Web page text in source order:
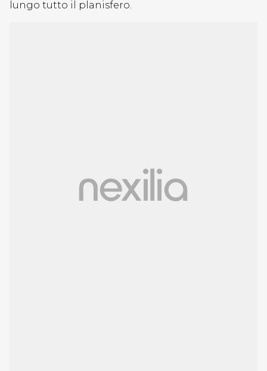
lungo tutto il planisfero.